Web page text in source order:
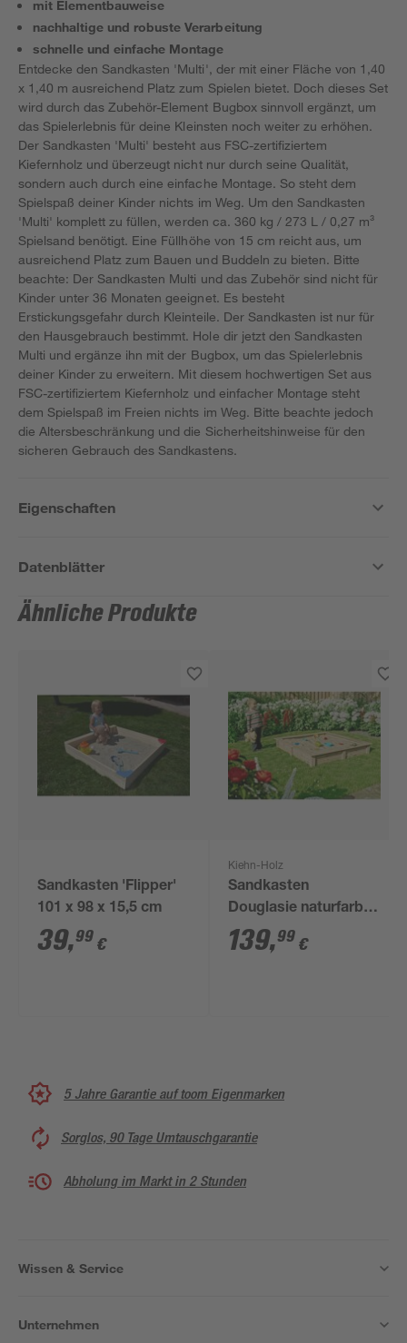
mit Elementbauweise
nachhaltige und robuste Verarbeitung
schnelle und einfache Montage
Entdecke den Sandkasten 'Multi', der mit einer Fläche von 1,40
x 1,40 m ausreichend Platz zum Spielen bietet. Doch dieses Set
wird durch das Zubehör-Element Bugbox sinnvoll ergänzt, um
das Spielerlebnis für deine Kleinsten noch weiter zu erhöhen.
Der Sandkasten 'Multi' besteht aus FSC-zertifiziertem
Kiefernholz und überzeugt nicht nur durch seine Qualität,
sondern auch durch eine einfache Montage. So steht dem
Spielspaß deiner Kinder nichts im Weg. Um den Sandkasten
'Multi' komplett zu füllen, werden ca. 360 kg / 273 L / 0,27 m³
Spielsand benötigt. Eine Füllhöhe von 15 cm reicht aus, um
ausreichend Platz zum Bauen und Buddeln zu bieten. Bitte
beachte: Der Sandkasten Multi und das Zubehör sind nicht für
Kinder unter 36 Monaten geeignet. Es besteht
Erstickungsgefahr durch Kleinteile. Der Sandkasten ist nur für
den Hausgebrauch bestimmt. Hole dir jetzt den Sandkasten
Multi und ergänze ihn mit der Bugbox, um das Spielerlebnis
deiner Kinder zu erweitern. Mit diesem hochwertigen Set aus
FSC-zertifiziertem Kiefernholz und einfacher Montage steht
dem Spielspaß im Freien nichts im Weg. Bitte beachte jedoch
die Altersbeschränkung und die Sicherheitshinweise für den
sicheren Gebrauch des Sandkastens.
Eigenschaften
Datenblätter
Ähnliche Produkte
Sandkasten 'Flipper'
101 x 98 x 15,5 cm
39,99 €
Kiehn-Holz
Sandkasten
Douglasie naturfarben
150 x 24 x 150 cm
139,99 €
5 Jahre Garantie auf toom Eigenmarken
Sorglos, 90 Tage Umtauschgarantie
Abholung im Markt in 2 Stunden
Wissen & Service
Unternehmen